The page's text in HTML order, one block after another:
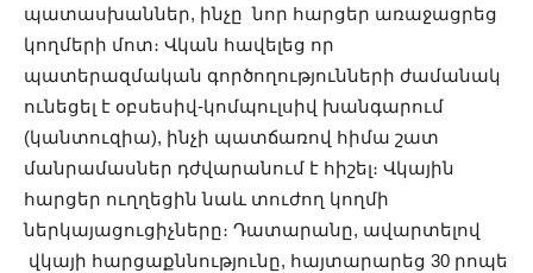
պատասխաններ, ինչը նոր հարցեր առաջացրեց
կողմերի մոտ։ Վկան հավելեց որ
պատերազմական գործողությունների ժամանակ
ունեցել է օբսեսիվ-կոմպուլսիվ խանգարում
(կանտուզիա), ինչի պատճառով հիմա շատ
մանրամասներ դժվարանում է հիշել։ Վկային
հարցեր ուղղեցին նաև տուժող կողմի
ներկայացուցիչները։ Դատարանը, ավարտելով
վկայի հարցաքննությունը, հայտարարեց 30 րոպե